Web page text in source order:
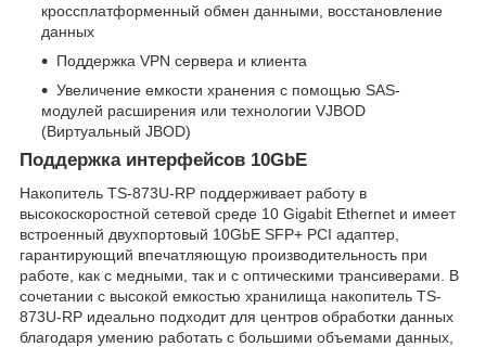
кроссплатформенный обмен данными, восстановление
данных
Поддержка VPN сервера и клиента
Увеличение емкости хранения с помощью SAS-
модулей расширения или технологии VJBOD
(Виртуальный JBOD)
Поддержка интерфейсов 10GbE
Накопитель TS-873U-RP поддерживает работу в
высокоскоростной сетевой среде 10 Gigabit Ethernet и имеет
встроенный двухпортовый 10GbE SFP+ PCI адаптер,
гарантирующий впечатляющую производительность при
работе, как с медными, так и с оптическими трансиверами. В
сочетании с высокой емкостью хранилища накопитель TS-
873U-RP идеально подходит для центров обработки данных
благодаря умению работать с большими объемами данных,